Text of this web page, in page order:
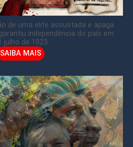
de uma elite assustada e apaga
independência do país em
julho de 1823
SAIBA MAIS